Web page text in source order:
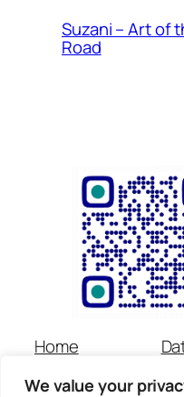
We value your
Suzani – Art of
Road
Home
Veranstaltungen